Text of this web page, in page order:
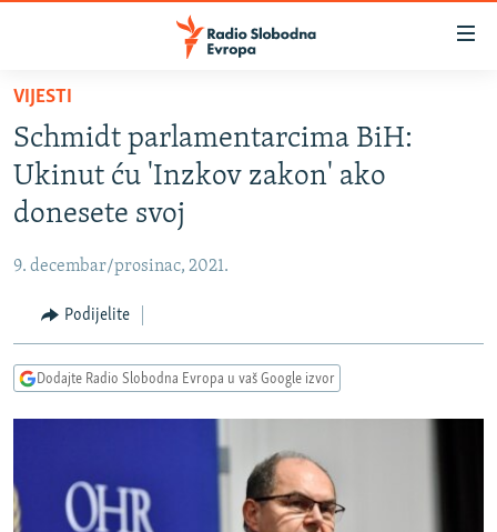
Pređite
glavni
sadržaj
Pređite
na
glavnu
Pređite
na
pretragu
VIJESTI
BOSNA I HERCEGOVINA
SRBIJA
CRNA GORA
VIZUELNO
RAT U UKRAJINI
RSE PRIČE IZ SVIJETA
ISPRIČAJ MI
VIJESTI
Schmidt parlamentarcima BiH:
Ukinut ću 'Inzkov zakon' ako
donesete svoj
9. decembar/prosinac, 2021.
Podijelite
Dodajte Radio Slobodna Evropa u vaš Google izvor